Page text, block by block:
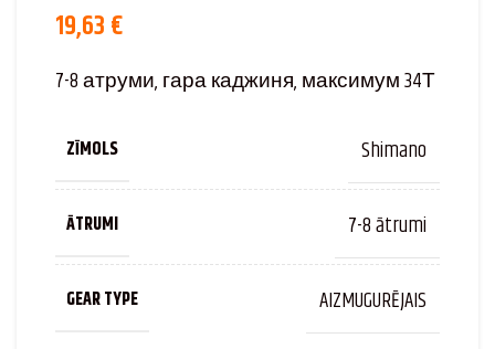
19,63€
7-8 атруми, гара каджиня, максимум 34Т
ZĪMOLS Shimano
ĀTRUMI 7-8 ātrumi
GEAR TYPE AIZMUGURĒJAIS